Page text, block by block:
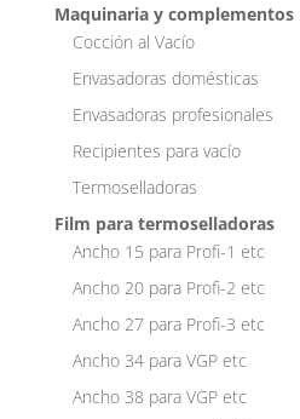
Maquinaria y complementos
Cocción al Vacío
Envasadoras domésticas
Envasadoras profesionales
Recipientes para vacío
Termoselladoras
Film para termoselladoras
Ancho 15 para Profi-1 etc
Ancho 20 para Profi-2 etc
Ancho 27 para Profi-3 etc
Ancho 34 para VGP etc
Ancho 38 para VGP etc